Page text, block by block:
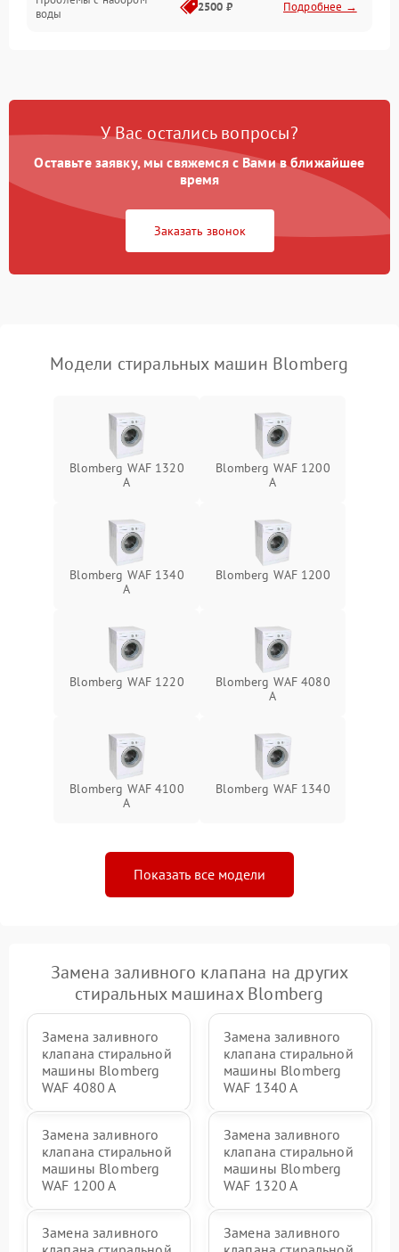
воды
2500 ₽ Подробнее →
Замена платы управления 2200 ₽ Подробнее →
У Вас остались вопросы?
Оставьте заявку, мы свяжемся с Вами в ближайшее
время
Заказать звонок
Модели стиральных машин Blomberg
Blomberg WAF 1320
A
Blomberg WAF 1200
A
Blomberg WAF 1340
A
Blomberg WAF 1200
Blomberg WAF 1220
Blomberg WAF 4080
A
Blomberg WAF 4100
A
Blomberg WAF 1340
Показать все модели
Замена заливного клапана на других
стиральных машинах Blomberg
Замена заливного
клапана стиральной
машины Blomberg
WAF 4080 A
Замена заливного
клапана стиральной
машины Blomberg
WAF 1340 A
Замена заливного
клапана стиральной
машины Blomberg
WAF 1200 A
Замена заливного
клапана стиральной
машины Blomberg
WAF 1320 A
Замена заливного
Замена заливного